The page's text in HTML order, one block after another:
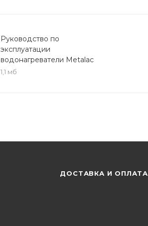
Руководство по
эксплуатации
водонагреватели Metalac
1,1 мб
ДОСТАВКА И ОПЛАТА